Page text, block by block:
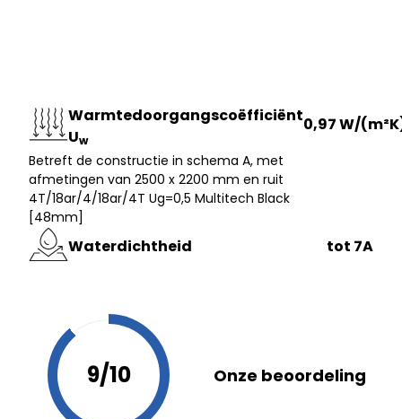
Warmtedoorgangscoëfficiënt
Uw
Betreft de constructie in schema A, met
afmetingen van 2500 x 2200 mm en ruit
4T/18ar/4/18ar/4T Ug=0,5 Multitech Black
[48mm]
0,97 W/
Waterdichtheid tot 7A
9/10 Onze beoordeling